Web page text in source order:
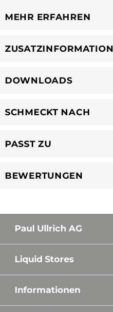
MEHR ERFAHREN
ZUSATZINFORMATION
DOWNLOADS
SCHMECKT NACH
PASST ZU
BEWERTUNGEN
Paul Ullrich AG
Liquid Stores
Informationen